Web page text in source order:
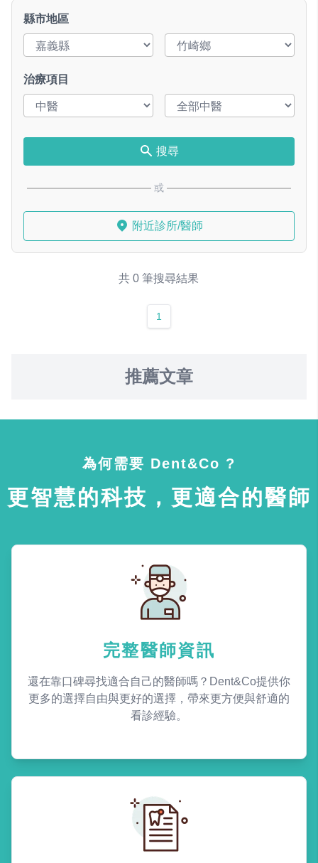
縣市地區
治療項目
搜尋
或
附近診所/醫師
共 0 筆搜尋結果
1
推薦文章
為何需要 Dent&Co ?
更智慧的科技，更適合的醫師
完整醫師資訊
還在靠口碑尋找適合自己的醫師嗎？Dent&Co提供你
更多的選擇自由與更好的選擇，帶來更方便與舒適的
看診經驗。